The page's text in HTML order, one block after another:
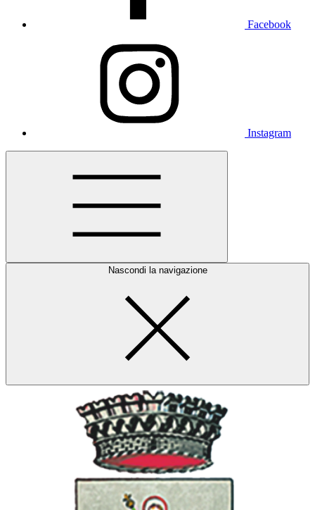
Facebook
Instagram
Nascondi la navigazione